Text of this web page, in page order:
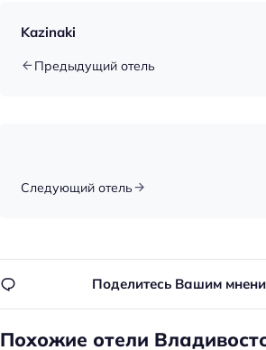
Kazinaki
Предыдущий отель
Следующий отель
Поделитесь Вашим
Похожие отели